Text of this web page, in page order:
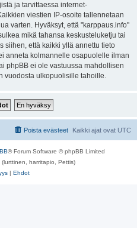
ja tarvittaessa internet-
viestien IP-osoite tallennetaan
varten. Hyväksyt, että "karppaus.info"
mikä tahansa keskusteluketju tai
siihen, että kaikki yllä annettu tieto
anneta kolmannelle osapuolelle ilman
phpBB ei ole vastuussa mahdollisen
vuodosta ulkopuolisille tahoille.
Kaikki ajat ovat UTC
Poista evästeet
® Forum Software © phpBB Limited
harritapio, Pettis)
| Ehdot